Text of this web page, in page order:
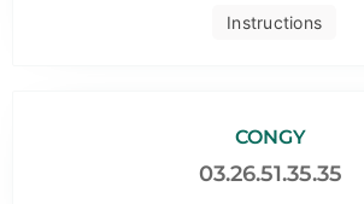
Instructions
CONGY
03.26.51.35.35